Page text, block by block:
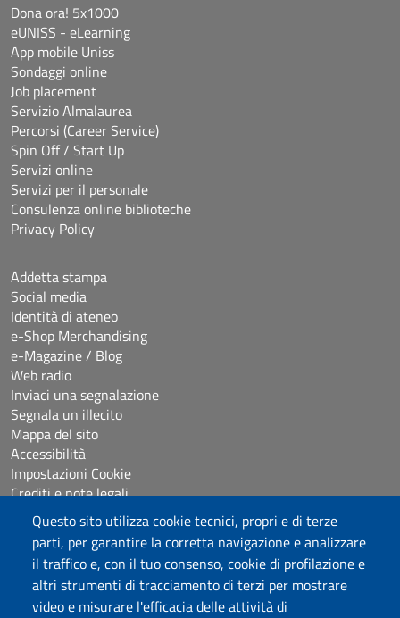
Questo sito utilizza cookie tecnici, propri e di terze
parti, per garantire la corretta navigazione e analizzare
il traffico e, con il tuo consenso, cookie di profilazione e
altri strumenti di tracciamento di terzi per mostrare
video e misurare l'efficacia delle attività di
Dona ora! 5x1000
eUNISS - eLearning
App mobile Uniss
Sondaggi online
Job placement
Servizio Almalaurea
Percorsi (Career Service)
Spin Off / Start Up
Servizi online
Servizi per il personale
Consulenza online biblioteche
Privacy Policy
Addetta stampa
Social media
Identità di ateneo
e-Shop Merchandising
e-Magazine / Blog
Web radio
Inviaci una segnalazione
Segnala un illecito
Mappa del sito
Accessibilità
Impostazioni Cookie
Crediti e note legali
Seguici su
Chatta con noi